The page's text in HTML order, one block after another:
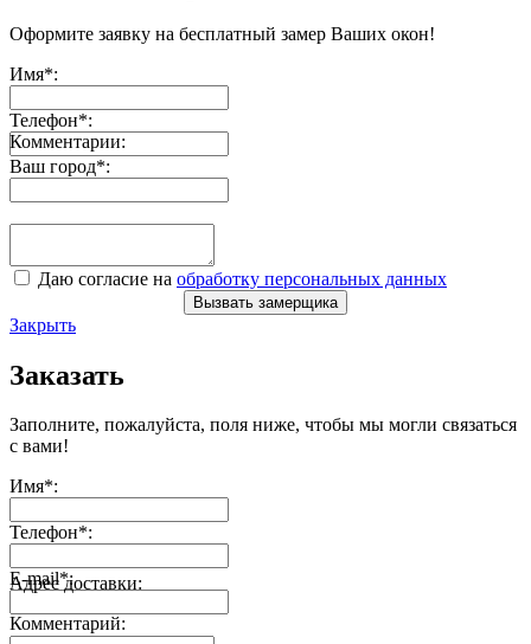
Оформите заявку на бесплатный замер Ваших окон!
Имя*:
Телефон*:
Ваш город*:
Комментарии:
Даю согласие на обработку персональных данных
Вызвать замерщика
Закрыть
Заказать
Заполните, пожалуйста, поля ниже, чтобы мы могли связаться
с вами!
Имя*:
Телефон*:
E-mail*:
Адрес доставки:
Комментарий: